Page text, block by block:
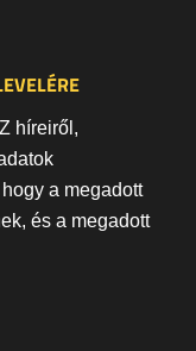
híreiről,
a megadott
és a megadott